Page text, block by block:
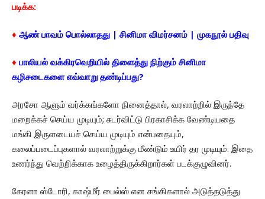
படிக்க:
♦ ஆண் பாவம் பொல்லாதது | சினிமா விமர்சனம் | முகநூல் பதிவு
♦ பாலியல் வக்கிரவெறியில் திளைத்து நிற்கும் சினிமா
கழிசடைகளை எவ்வாறு தண்டிப்பது?
அரசோ ஆளும் வர்க்கங்களோ நினைத்தால், வரலாற்றில் இருந்தே
மறைக்கச் செய்ய முடியும்; சுடர்விட்டு பிரகாசிக்க வேண்டியதை
மங்கி இருளடையச் செய்ய முடியும் என்பதையும்,
கலைப்படைப்புகளால் வரலாற்றுக்கு மீண்டும் உயிர் தர முடியும். இதை
உணர்ந்து வெற்றிக்காக உழைத்திருக்கிறார்கள் படக்குழுவினர்.
கேரளா ஸ்டோரி, காஷ்மீர் பைல்ஸ் என சங்கிகளால் அடுத்தடுத்து